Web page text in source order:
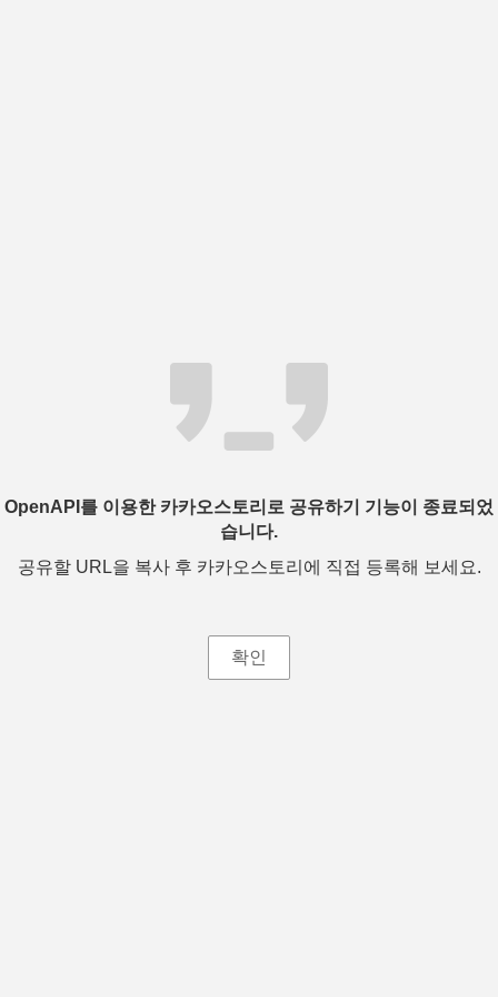
OpenAPI를 이용한 카카오스토리로 공유하기 기능이 종료되었
습니다.
공유할 URL을 복사 후 카카오스토리에 직접 등록해 보세요.
확인